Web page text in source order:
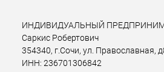
ИНДИВИДУАЛЬНЫЙ
Саркис Робертович
354340, г.Сочи, ул. Православная,
ИНН: 236701306842